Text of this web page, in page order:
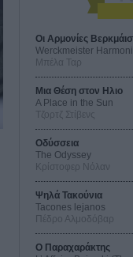
Οι Αρμονίες
Werckmeister
Μπέλα Ταρ
Μια Θέση στον Ηλιο
A Place in the Sun
Τζορτζ Στίβενς
Οδύσσεια
The Odyssey
Κρίστοφερ Νόλαν
Ψηλά Τακούνια
Tacones lejanos
Πέδρο Αλμοδόβαρ
Ο Παραχαράκτης